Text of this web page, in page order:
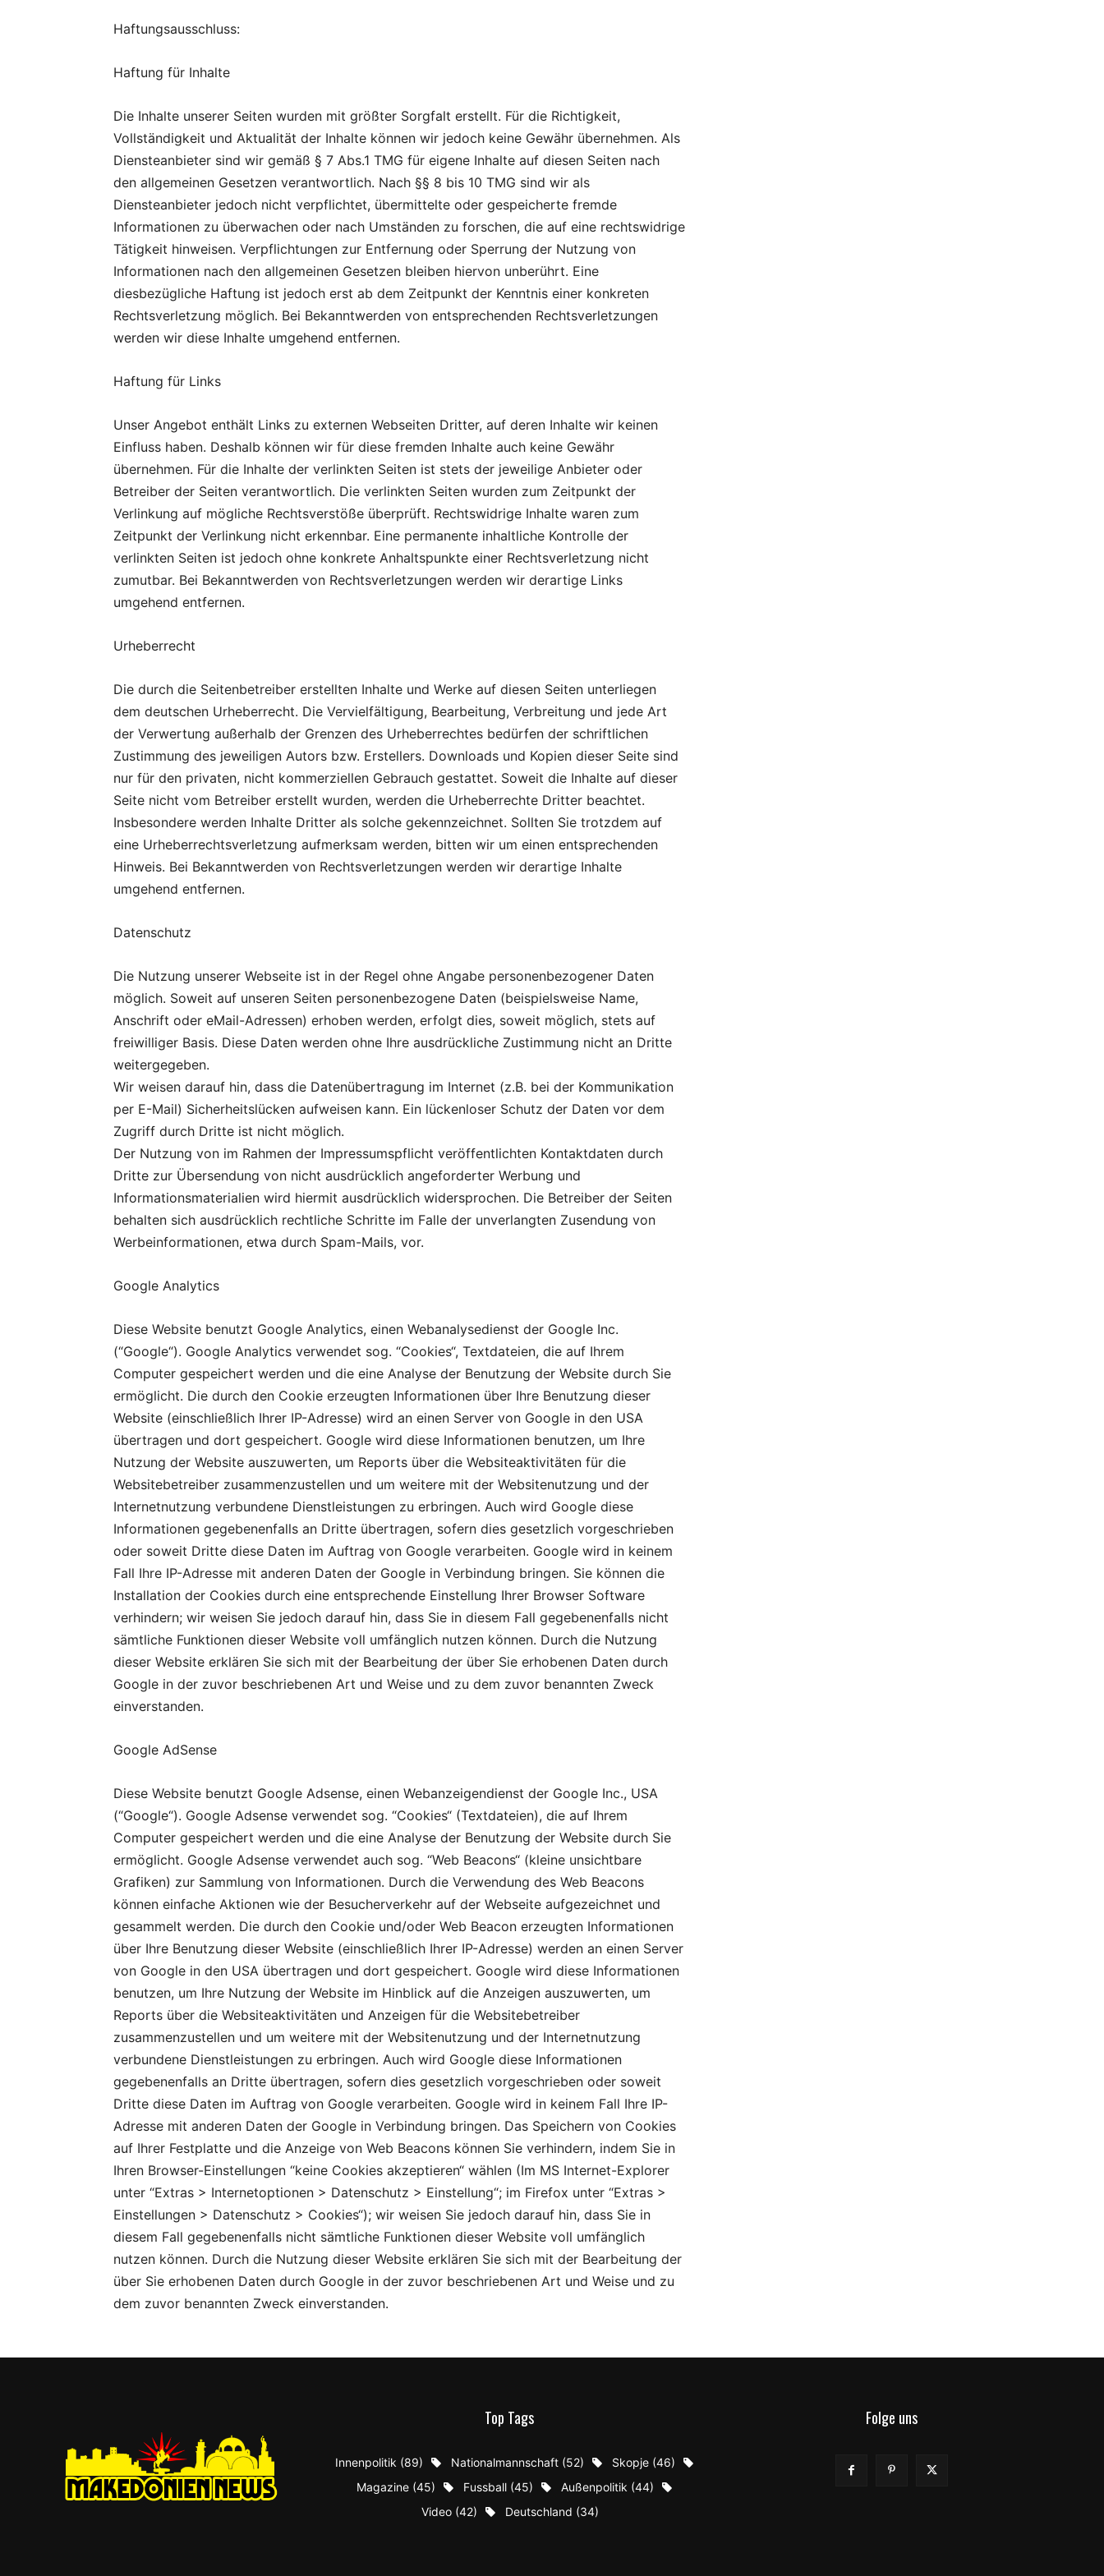
Haftungsausschluss:
Haftung für Inhalte
Die Inhalte unserer Seiten wurden mit größter Sorgfalt erstellt. Für die Richtigkeit,
Vollständigkeit und Aktualität der Inhalte können wir jedoch keine Gewähr übernehmen. Als
Diensteanbieter sind wir gemäß § 7 Abs.1 TMG für eigene Inhalte auf diesen Seiten nach
den allgemeinen Gesetzen verantwortlich. Nach §§ 8 bis 10 TMG sind wir als
Diensteanbieter jedoch nicht verpflichtet, übermittelte oder gespeicherte fremde
Informationen zu überwachen oder nach Umständen zu forschen, die auf eine rechtswidrige
Tätigkeit hinweisen. Verpflichtungen zur Entfernung oder Sperrung der Nutzung von
Informationen nach den allgemeinen Gesetzen bleiben hiervon unberührt. Eine
diesbezügliche Haftung ist jedoch erst ab dem Zeitpunkt der Kenntnis einer konkreten
Rechtsverletzung möglich. Bei Bekanntwerden von entsprechenden Rechtsverletzungen
werden wir diese Inhalte umgehend entfernen.
Haftung für Links
Unser Angebot enthält Links zu externen Webseiten Dritter, auf deren Inhalte wir keinen
Einfluss haben. Deshalb können wir für diese fremden Inhalte auch keine Gewähr
übernehmen. Für die Inhalte der verlinkten Seiten ist stets der jeweilige Anbieter oder
Betreiber der Seiten verantwortlich. Die verlinkten Seiten wurden zum Zeitpunkt der
Verlinkung auf mögliche Rechtsverstöße überprüft. Rechtswidrige Inhalte waren zum
Zeitpunkt der Verlinkung nicht erkennbar. Eine permanente inhaltliche Kontrolle der
verlinkten Seiten ist jedoch ohne konkrete Anhaltspunkte einer Rechtsverletzung nicht
zumutbar. Bei Bekanntwerden von Rechtsverletzungen werden wir derartige Links
umgehend entfernen.
Urheberrecht
Die durch die Seitenbetreiber erstellten Inhalte und Werke auf diesen Seiten unterliegen
dem deutschen Urheberrecht. Die Vervielfältigung, Bearbeitung, Verbreitung und jede Art
der Verwertung außerhalb der Grenzen des Urheberrechtes bedürfen der schriftlichen
Zustimmung des jeweiligen Autors bzw. Erstellers. Downloads und Kopien dieser Seite sind
nur für den privaten, nicht kommerziellen Gebrauch gestattet. Soweit die Inhalte auf dieser
Seite nicht vom Betreiber erstellt wurden, werden die Urheberrechte Dritter beachtet.
Insbesondere werden Inhalte Dritter als solche gekennzeichnet. Sollten Sie trotzdem auf
eine Urheberrechtsverletzung aufmerksam werden, bitten wir um einen entsprechenden
Hinweis. Bei Bekanntwerden von Rechtsverletzungen werden wir derartige Inhalte
umgehend entfernen.
Datenschutz
Die Nutzung unserer Webseite ist in der Regel ohne Angabe personenbezogener Daten
möglich. Soweit auf unseren Seiten personenbezogene Daten (beispielsweise Name,
Anschrift oder eMail-Adressen) erhoben werden, erfolgt dies, soweit möglich, stets auf
freiwilliger Basis. Diese Daten werden ohne Ihre ausdrückliche Zustimmung nicht an Dritte
weitergegeben.
Wir weisen darauf hin, dass die Datenübertragung im Internet (z.B. bei der Kommunikation
per E-Mail) Sicherheitslücken aufweisen kann. Ein lückenloser Schutz der Daten vor dem
Zugriff durch Dritte ist nicht möglich.
Der Nutzung von im Rahmen der Impressumspflicht veröffentlichten Kontaktdaten durch
Dritte zur Übersendung von nicht ausdrücklich angeforderter Werbung und
Informationsmaterialien wird hiermit ausdrücklich widersprochen. Die Betreiber der Seiten
behalten sich ausdrücklich rechtliche Schritte im Falle der unverlangten Zusendung von
Werbeinformationen, etwa durch Spam-Mails, vor.
Google Analytics
Diese Website benutzt Google Analytics, einen Webanalysedienst der Google Inc.
(“Google“). Google Analytics verwendet sog. “Cookies“, Textdateien, die auf Ihrem
Computer gespeichert werden und die eine Analyse der Benutzung der Website durch Sie
ermöglicht. Die durch den Cookie erzeugten Informationen über Ihre Benutzung dieser
Website (einschließlich Ihrer IP-Adresse) wird an einen Server von Google in den USA
übertragen und dort gespeichert. Google wird diese Informationen benutzen, um Ihre
Nutzung der Website auszuwerten, um Reports über die Websiteaktivitäten für die
Websitebetreiber zusammenzustellen und um weitere mit der Websitenutzung und der
Internetnutzung verbundene Dienstleistungen zu erbringen. Auch wird Google diese
Informationen gegebenenfalls an Dritte übertragen, sofern dies gesetzlich vorgeschrieben
oder soweit Dritte diese Daten im Auftrag von Google verarbeiten. Google wird in keinem
Fall Ihre IP-Adresse mit anderen Daten der Google in Verbindung bringen. Sie können die
Installation der Cookies durch eine entsprechende Einstellung Ihrer Browser Software
verhindern; wir weisen Sie jedoch darauf hin, dass Sie in diesem Fall gegebenenfalls nicht
sämtliche Funktionen dieser Website voll umfänglich nutzen können. Durch die Nutzung
dieser Website erklären Sie sich mit der Bearbeitung der über Sie erhobenen Daten durch
Google in der zuvor beschriebenen Art und Weise und zu dem zuvor benannten Zweck
einverstanden.
Google AdSense
Diese Website benutzt Google Adsense, einen Webanzeigendienst der Google Inc., USA
(“Google“). Google Adsense verwendet sog. “Cookies“ (Textdateien), die auf Ihrem
Computer gespeichert werden und die eine Analyse der Benutzung der Website durch Sie
ermöglicht. Google Adsense verwendet auch sog. “Web Beacons“ (kleine unsichtbare
Grafiken) zur Sammlung von Informationen. Durch die Verwendung des Web Beacons
können einfache Aktionen wie der Besucherverkehr auf der Webseite aufgezeichnet und
gesammelt werden. Die durch den Cookie und/oder Web Beacon erzeugten Informationen
über Ihre Benutzung dieser Website (einschließlich Ihrer IP-Adresse) werden an einen Server
von Google in den USA übertragen und dort gespeichert. Google wird diese Informationen
benutzen, um Ihre Nutzung der Website im Hinblick auf die Anzeigen auszuwerten, um
Reports über die Websiteaktivitäten und Anzeigen für die Websitebetreiber
zusammenzustellen und um weitere mit der Websitenutzung und der Internetnutzung
verbundene Dienstleistungen zu erbringen. Auch wird Google diese Informationen
gegebenenfalls an Dritte übertragen, sofern dies gesetzlich vorgeschrieben oder soweit
Dritte diese Daten im Auftrag von Google verarbeiten. Google wird in keinem Fall Ihre IP-
Adresse mit anderen Daten der Google in Verbindung bringen. Das Speichern von Cookies
auf Ihrer Festplatte und die Anzeige von Web Beacons können Sie verhindern, indem Sie in
Ihren Browser-Einstellungen “keine Cookies akzeptieren“ wählen (Im MS Internet-Explorer
unter “Extras > Internetoptionen > Datenschutz > Einstellung“; im Firefox unter “Extras >
Einstellungen > Datenschutz > Cookies“); wir weisen Sie jedoch darauf hin, dass Sie in
diesem Fall gegebenenfalls nicht sämtliche Funktionen dieser Website voll umfänglich
nutzen können. Durch die Nutzung dieser Website erklären Sie sich mit der Bearbeitung der
über Sie erhobenen Daten durch Google in der zuvor beschriebenen Art und Weise und zu
dem zuvor benannten Zweck einverstanden.
Top Tags
Innenpolitik (89) Nationalmannschaft (52) Skopje (46)
Magazinе (45) Fussball (45) Außenpolitik (44)
Video (42) Deutschland (34)
Folge uns